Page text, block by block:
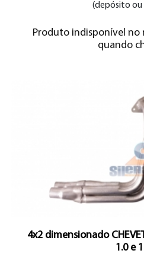
(depósito
Produto indisponível no
quando
4x2 dimensionado
1.0 e